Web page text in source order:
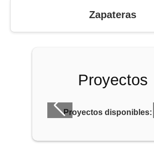
Zapateras
Proyectos
Proyectos disponibles: